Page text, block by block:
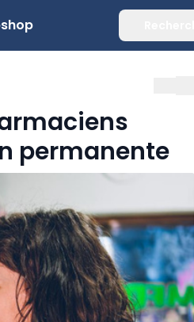
permanente